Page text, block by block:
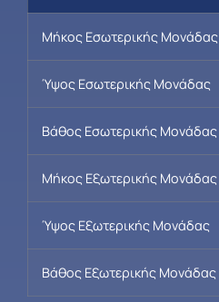
Μήκος Εσωτερικής Μονάδας
Ύψος Εσωτερικής Μονάδας
Βάθος Εσωτερικής Μονάδας
Μήκος Εξωτερικής Μονάδας
Ύψος Εξωτερικής Μονάδας
Βάθος Εξωτερικής Μονάδας